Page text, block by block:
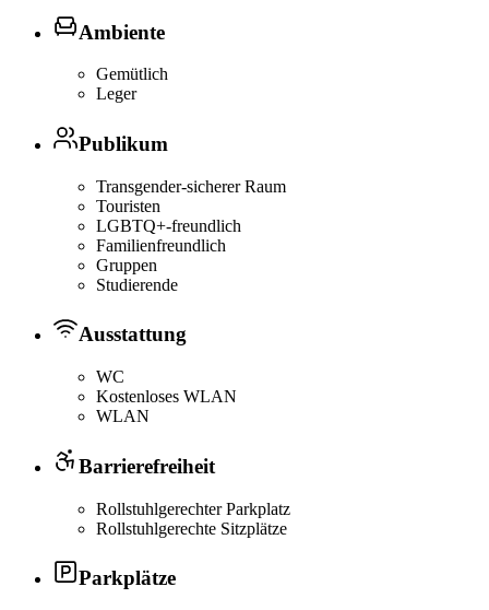
Ambiente
Gemütlich
Leger
Publikum
Transgender-sicherer Raum
Touristen
LGBTQ+-freundlich
Familienfreundlich
Gruppen
Studierende
Ausstattung
WC
Kostenloses WLAN
WLAN
Barrierefreiheit
Rollstuhlgerechter Parkplatz
Rollstuhlgerechte Sitzplätze
Parkplätze